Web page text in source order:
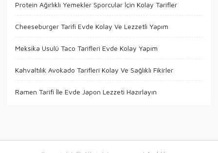
Protein Ağırlıklı Yemekler Sporcular İçin Kolay Tarifler
Cheeseburger Tarifi Evde Kolay Ve Lezzetli Yapım
Meksika Usulü Taco Tarifleri Evde Kolay Yapım
Kahvaltılık Avokado Tarifleri Kolay Ve Sağlıklı Fikirler
Ramen Tarifi İle Evde Japon Lezzeti Hazırlayın